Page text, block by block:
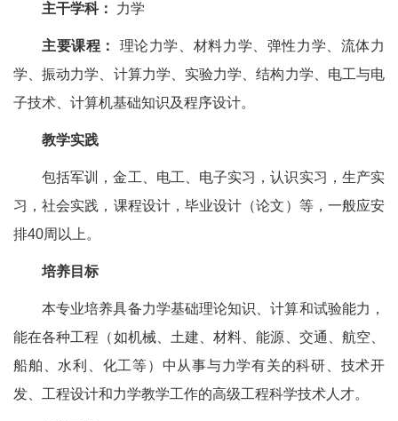
主干学科： 力学
主要课程：
理论力学、材料力学、弹性力学、流体力
学、振动力学、计算力学、实验力学、结构力学、电工与电
子技术、计算机基础知识及程序设计。
教学实践
包括军训，金工、电工、电子实习，认识实习，生产实
习，社会实践，课程设计，毕业设计（论文）等，一般应安
排40周以上。
培养目标
本专业培养具备力学基础理论知识、计算和试验能力，
能在各种工程（如机械、土建、材料、能源、交通、航空、
船舶、水利、化工等）中从事与力学有关的科研、技术开
发、工程设计和力学教学工作的高级工程科学技术人才。